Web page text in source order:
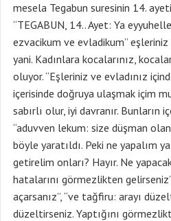
mesela Tegabun suresinin 14.
“TEGABUN, 14.. Ayet: Ya
ezvacikum ve evladikum” eşleriniz
yani. Kadınlara kocalarınız,
oluyor. “Eşleriniz ve evladınız
içerisinde doğruya ulaşmak içim
sabırlı olur, iyi davranır. Bunların
“aduvven lekum: size düşman olan
böyle yaratıldı. Peki ne yapalım
getirelim onları? Hayır. Ne
hatalarını görmezlikten
açarsanız”, “ve tağfiru: arayı
düzeltirseniz. Yaptığını